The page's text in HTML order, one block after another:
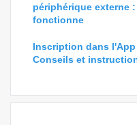
périphérique externe
fonctionne
Inscription dans
Conseils et